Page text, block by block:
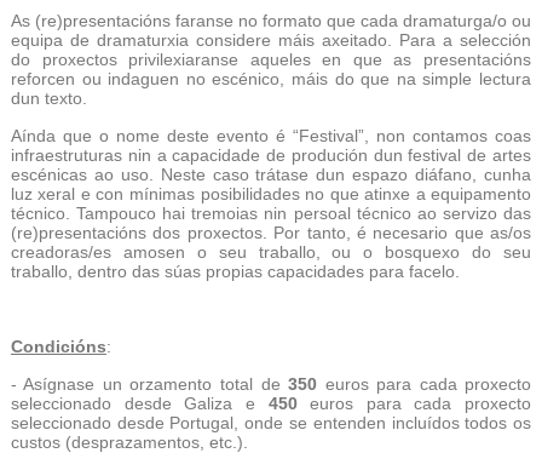
As (re)presentacións faranse no formato que cada dramaturga/o ou
equipa de dramaturxia considere máis axeitado. Para a selección
do proxectos privilexiaranse aqueles en que as presentacións
reforcen ou indaguen no escénico, máis do que na simple lectura
dun texto.
Aínda que o nome deste evento é “Festival”, non contamos coas
infraestruturas nin a capacidade de produción dun festival de artes
escénicas ao uso. Neste caso trátase dun espazo diáfano, cunha
luz xeral e con mínimas posibilidades no que atinxe a equipamento
técnico. Tampouco hai tremoias nin persoal técnico ao servizo das
(re)presentacións dos proxectos. Por tanto, é necesario que as/os
creadoras/es amosen o seu traballo, ou o bosquexo do seu
traballo, dentro das súas propias capacidades para facelo.
Condicións:
- Asígnase un orzamento total de350 euros para cada proxecto
seleccionado desde Galiza e 450euros para cada proxecto
seleccionado desde Portugal, onde se entenden incluídos todos os
custos (desprazamentos, etc.).